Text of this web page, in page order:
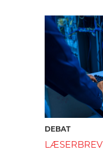
DEBAT
LÆSERBREV